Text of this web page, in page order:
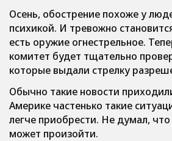
Осень, обострение похоже у
психикой. И тревожно
есть оружие огнестрельное.
комитет будет тщательно
которые выдали стрелку
Обычно такие новости
Америке частенько такие
легче приобрести. Не думал, что
может произойти.